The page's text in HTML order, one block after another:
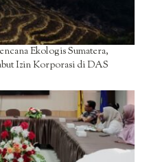
Ekologis Sumatera,
Izin Korporasi di DAS